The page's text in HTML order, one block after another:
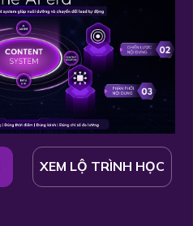
XEM LỘ TRÌNH HỌC